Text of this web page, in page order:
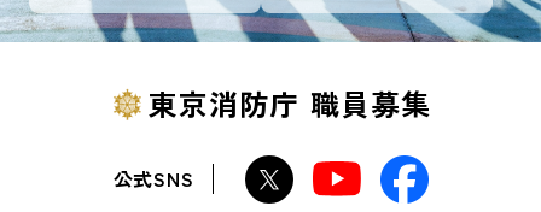
東京消防庁 職員募集
公式SNS